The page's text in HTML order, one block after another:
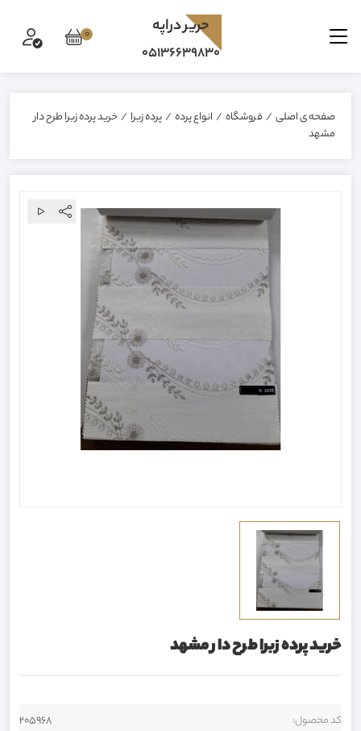
0 حرير دراپه
05136639830
صفحه ی اصلی / فروشگاه / انواع پرده / پرده زبرا / خرید پرده زبرا طرح دار
مشهد
خرید پرده زبرا طرح دار مشهد
کد محصول: 205968